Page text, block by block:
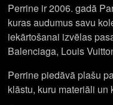
Perrine ir 2006. gadā
kuras audumus savu
iekārtošanai izvēlas
Balenciaga, Louis
Perrine piedāvā plašu
klāstu, kuru materiāli